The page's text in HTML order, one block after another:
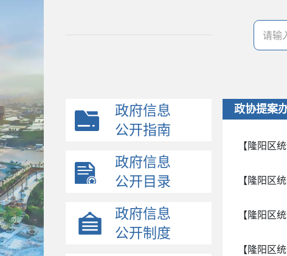
政府信息
公开指南
政府信息
公开目录
政府信息
公开制度
政协提案
【隆阳区
【隆阳区
【隆阳区
【隆阳区